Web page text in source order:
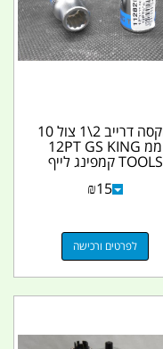
בוקסה דרייב 2\1 צול 10
ממ 12PT GS KING
TOOLS קמפינג לייף
₪15
לפרטים ורכישה